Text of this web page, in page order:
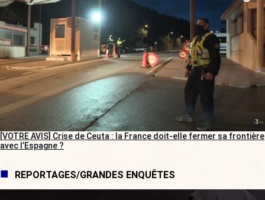
[VOTRE AVIS] Crise de Ceuta : la France doit-elle fermer sa frontière
avec l’Espagne ?
REPORTAGES/GRANDES ENQUÊTES